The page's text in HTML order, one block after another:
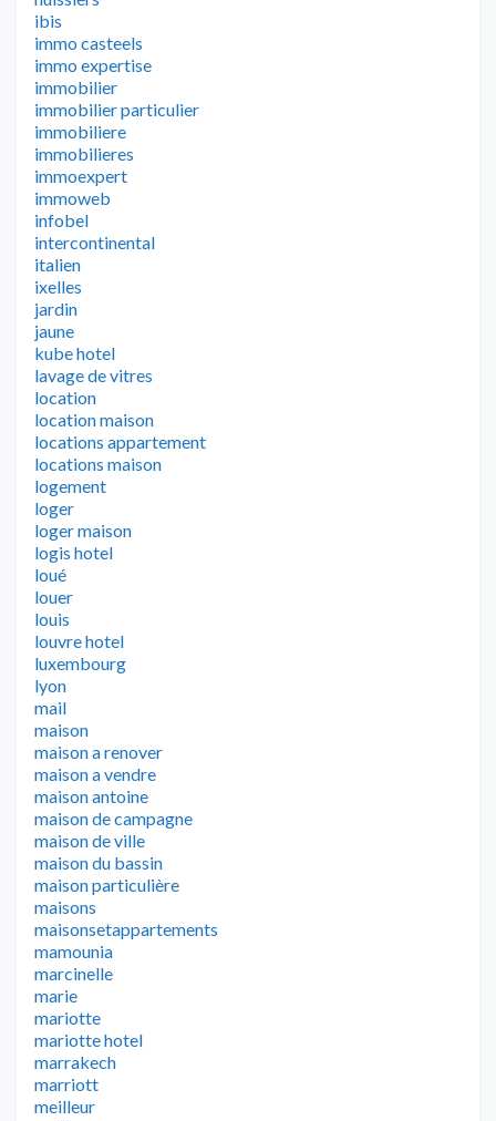
ibis
immo casteels
immo expertise
immobilier
immobilier particulier
immobiliere
immobilieres
immoexpert
immoweb
infobel
intercontinental
italien
ixelles
jardin
jaune
kube hotel
lavage de vitres
location
location maison
locations appartement
locations maison
logement
loger
loger maison
logis hotel
loué
louer
louis
louvre hotel
luxembourg
lyon
mail
maison
maison a renover
maison a vendre
maison antoine
maison de campagne
maison de ville
maison du bassin
maison particulière
maisons
maisonsetappartements
mamounia
marcinelle
marie
mariotte
mariotte hotel
marrakech
marriott
meilleur